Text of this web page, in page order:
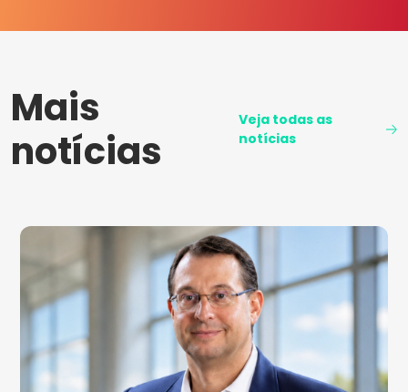
Mais
notícias
Veja todas as
notícias